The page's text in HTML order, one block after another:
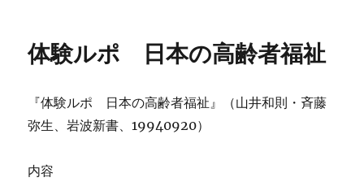
体験ルポ 日本の高齢者福祉
『体験ルポ 日本の高齢者福祉』（山井和則・斉藤
弥生、岩波新書、19940920）
内容